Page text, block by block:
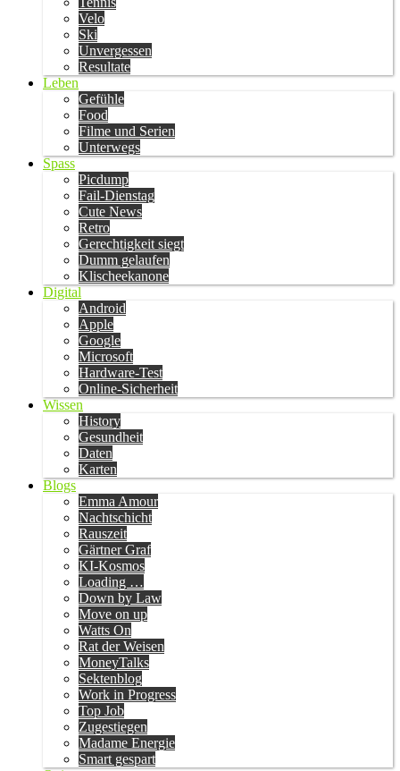
Velo
Ski
Unvergessen
Resultate
Leben
Gefühle
Food
Filme und Serien
Unterwegs
Spass
Picdump
Fail-Dienstag
Cute News
Retro
Gerechtigkeit siegt
Dumm gelaufen
Klischeekanone
Digital
Android
Apple
Google
Microsoft
Hardware-Test
Online-Sicherheit
Wissen
History
Gesundheit
Daten
Karten
Blogs
Emma Amour
Nachtschicht
Rauszeit
Gärtner Graf
KI-Kosmos
Loading …
Down by Law
Move on up
Watts On
Rat der Weisen
MoneyTalks
Sektenblog
Work in Progress
Top Job
Zugestiegen
Madame Energie
Smart gespart